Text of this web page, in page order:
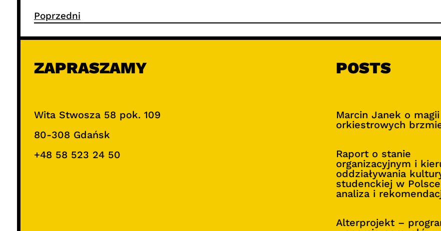
Poprzedni
ZAPRASZAMY
Wita Stwosza 58 pok. 109
80-308 Gdańsk
+48 58 523 24 50
POSTS
Marcin Janek o magii
orkiestrowych
Raport o stanie
organizacyjnym i
oddziaływania
studenckiej w
analiza i
Alterprojekt –